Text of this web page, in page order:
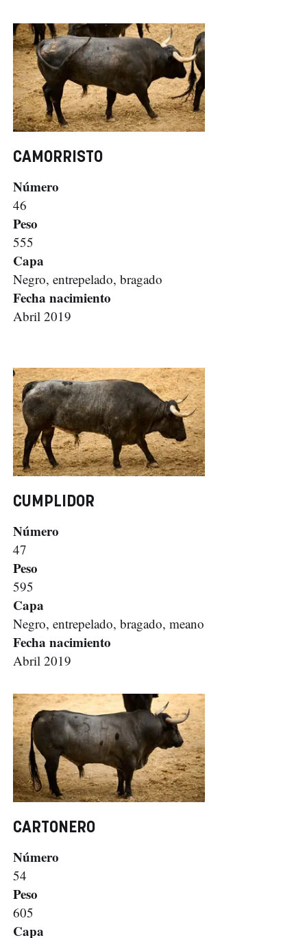
CAMORRISTO
Número
46
Peso
555
Capa
Negro, entrepelado, bragado
Fecha nacimiento
Abril 2019
CUMPLIDOR
Número
47
Peso
595
Capa
Negro, entrepelado, bragado, meano
Fecha nacimiento
Abril 2019
CARTONERO
Número
54
Peso
605
Capa